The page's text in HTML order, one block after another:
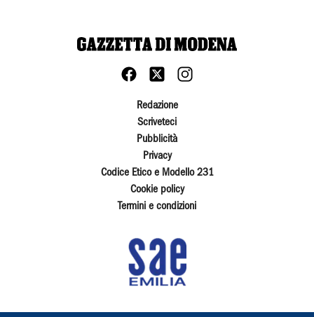
Redazione
Scriveteci
Pubblicità
Privacy
Codice Etico e Modello 231
Cookie policy
Termini e condizioni